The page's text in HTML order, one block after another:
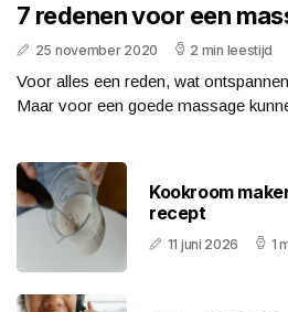
7 redenen voor een
25 november 2020 2 min leestijd
Voor alles een reden, wat
Maar voor een goede massage
Kookroom
recept
11 juni 2026 1